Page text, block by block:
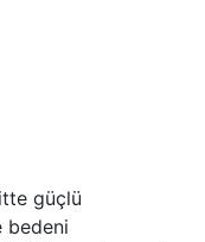
güçlü
bedeni